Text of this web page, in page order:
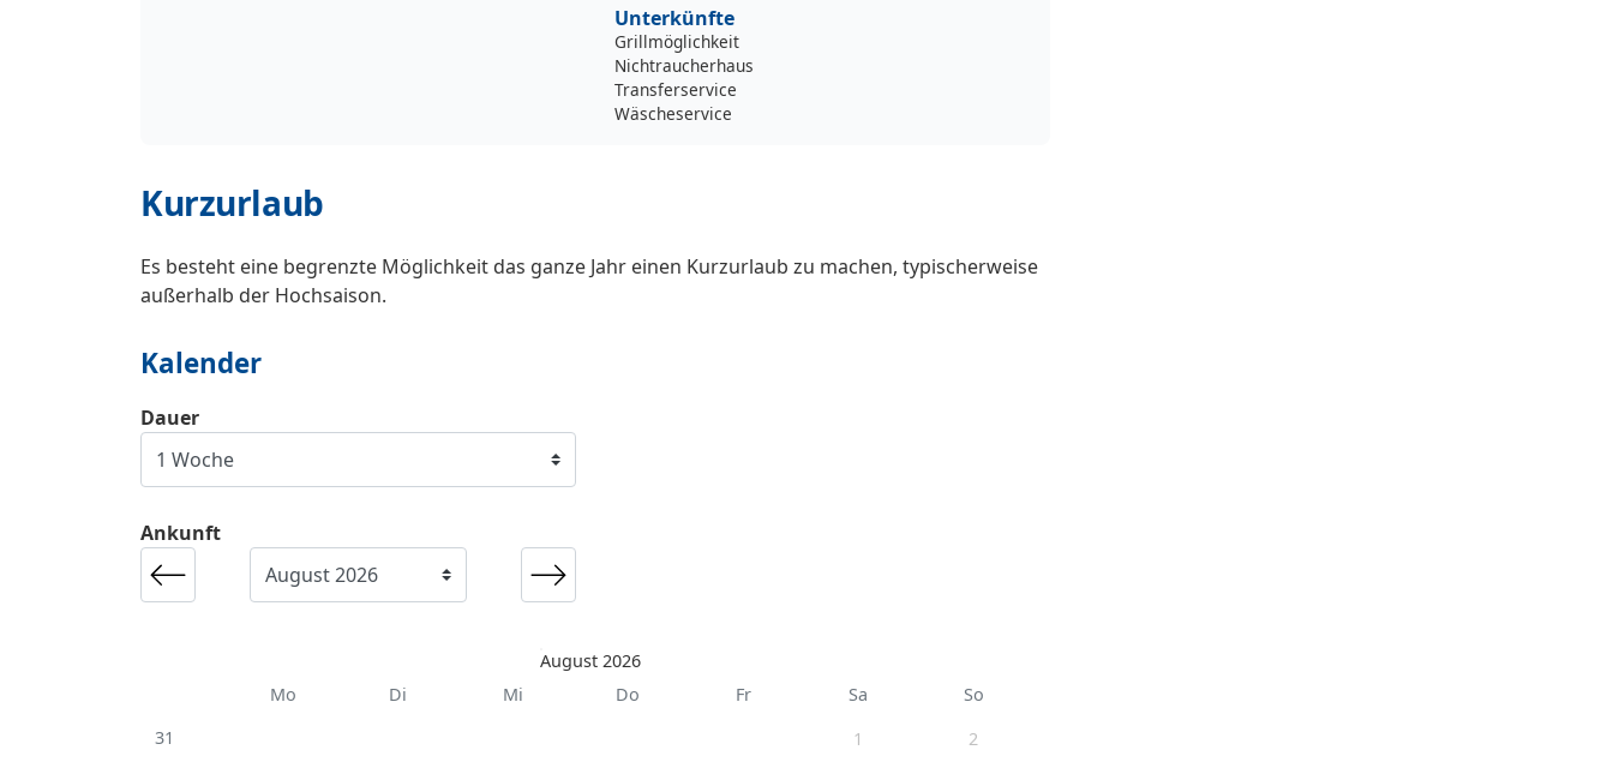
Unterkünfte
Grillmöglichkeit
Nichtraucherhaus
Transferservice
Wäscheservice
Kurzurlaub
Es besteht eine begrenzte Möglichkeit das ganze Jahr einen Kurzurlaub zu machen, typischerweise
außerhalb der Hochsaison.
Kalender
Ankunft
August 2026
Mo
Di Mi Do Fr Sa
So
31
1
2
Dauer